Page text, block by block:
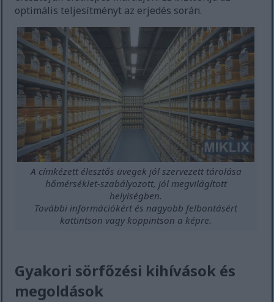
optimális teljesítményt az erjedés során.
A címkézett élesztős üvegek jól szervezett tárolása
hőmérséklet-szabályozott, jól megvilágított
helyiségben.
További információkért és nagyobb felbontásért
kattintson vagy koppintson a képre.
Gyakori sörfőzési kihívások és
megoldások